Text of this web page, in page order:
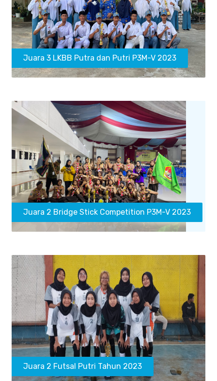
Juara 3 LKBB Putra dan Putri P3M-V 2023
Juara 2 Bridge Stick Competition P3M-V 2023
Juara 2 Futsal Putri Tahun 2023